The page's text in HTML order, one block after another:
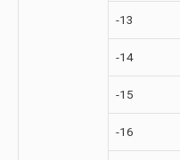
-13
-14
-15
-16